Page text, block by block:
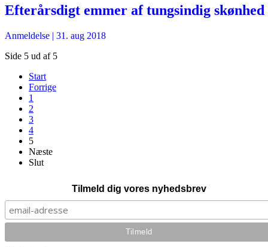
Efterårsdigt emmer af tungsindig skønhed
Anmeldelse | 31. aug 2018
Side 5 ud af 5
Start
Forrige
1
2
3
4
5
Næste
Slut
Tilmeld dig vores nyhedsbrev